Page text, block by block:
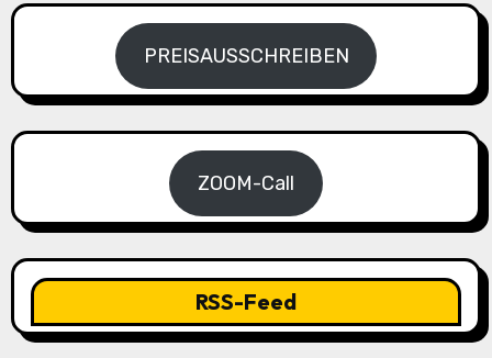
PREISAUSSCHREIBEN
ZOOM-Call
RSS-Feed